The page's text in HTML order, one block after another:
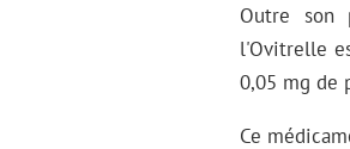
Outre son
l'Ovitrelle
0,05 mg de
Ce